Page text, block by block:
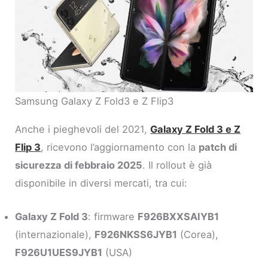
Samsung Galaxy Z Fold3 e Z Flip3
Anche i pieghevoli del 2021,Galaxy Z Fold 3 e Z
Flip 3, ricevono l’aggiornamento con la patch di
sicurezza di febbraio 2025. Il rollout è già
disponibile in diversi mercati, tra cui:
Galaxy Z Fold 3: firmware F926BXXSAIYB1
(internazionale), F926NKSS6JYB1 (Corea),
F926U1UES9JYB1 (USA)